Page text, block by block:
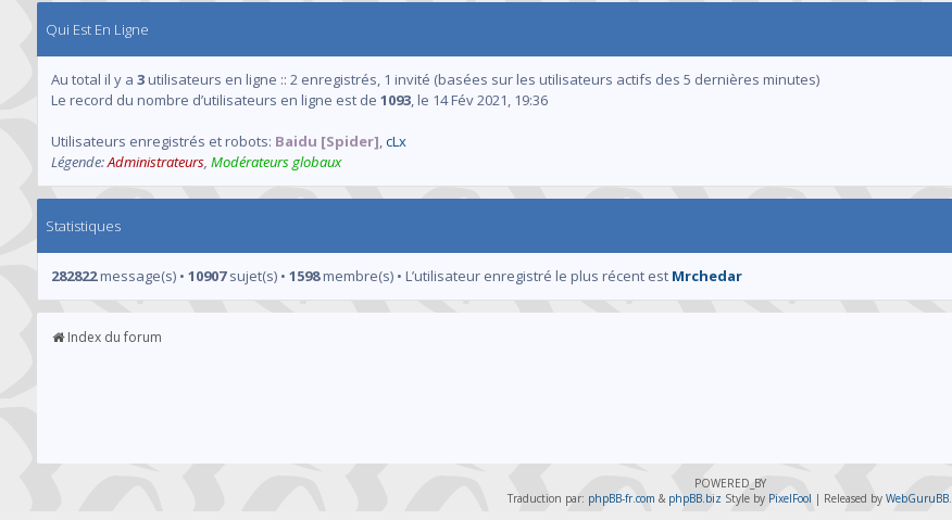
Qui Est En Ligne
Au total il y a 3utilisateurs en ligne :: 2 enregistrés, 1 invité (basées sur les utilisateurs actifs des 5 dernières minutes)
Le record du nombre d’utilisateurs en ligne est de 1093, le 14 Fév 2021, 19:36
Utilisateurs enregistrés et robots: Baidu [Spider],cLx
Légende:Administrateurs, Modérateurs globaux
Statistiques
282822message(s) • 10907sujet(s) • 1598membre(s) • L’utilisateur enregistré le plus récent est Mrchedar
Index du forum
POWERED_BY
Traduction par: phpBB-fr.com & phpBB.biz Style by PixelFool | Released byWebGuruBB.